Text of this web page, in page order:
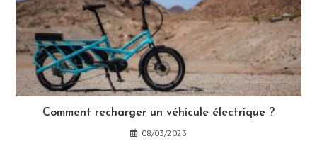
Comment recharger un véhicule électrique ?
08/03/2023